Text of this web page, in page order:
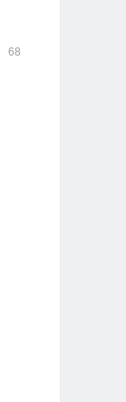
68